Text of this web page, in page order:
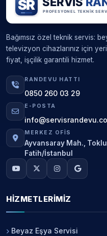
Bağımsız özel teknik servis:
televizyon cihazlarınız için
fiyat, işçilik garantili hizmet.
RANDEVU HATTI
0850 260 03 29
E-POSTA
MERKEZ OFIS
Ayvansaray Mah.,
Fatih/İstanbul
HIZMETLERIMIZ
Beyaz Eşya Servisi